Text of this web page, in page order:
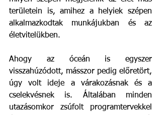
területein is, amihez a helyiek szépen
alkalmazkodtak munkájukban és az
életvitelükben.
Ahogy az óceán is egyszer
visszahúzódott, másszor pedig előretört,
úgy volt ideje a várakozásnak és a
cselekvésnek is. Általában minden
utazásomkor zsúfolt programtervekkel